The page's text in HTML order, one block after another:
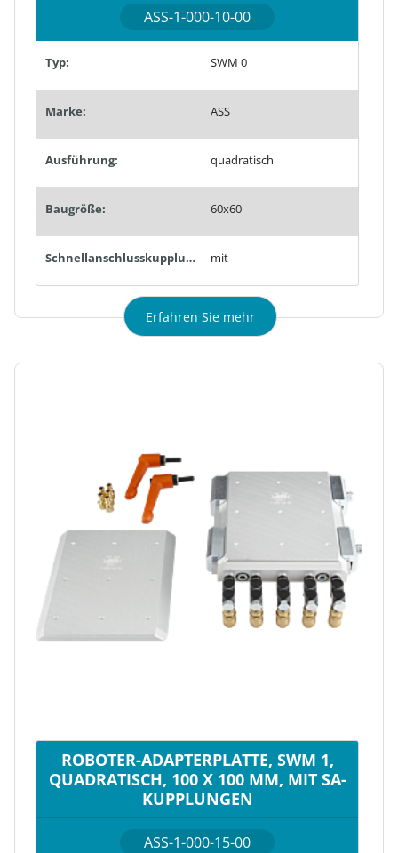
ASS-1-000-10-00
Typ: SWM 0
Marke: ASS
Ausführung: quadratisch
Baugröße: 60x60
Schnellanschlusskupplungen: mit
Erfahren Sie mehr
ROBOTER-ADAPTERPLATTE, SWM 1,
QUADRATISCH, 100 X 100 MM, MIT SA-
KUPPLUNGEN
ASS-1-000-15-00